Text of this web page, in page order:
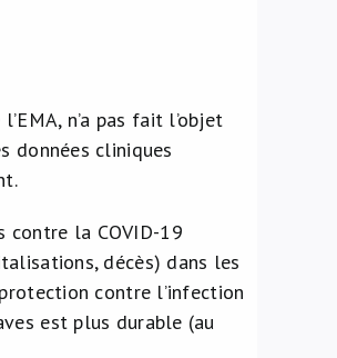
n’a pas fait l’objet
données cliniques
contre la COVID-19
décès) dans les
contre l’infection
est plus durable (au